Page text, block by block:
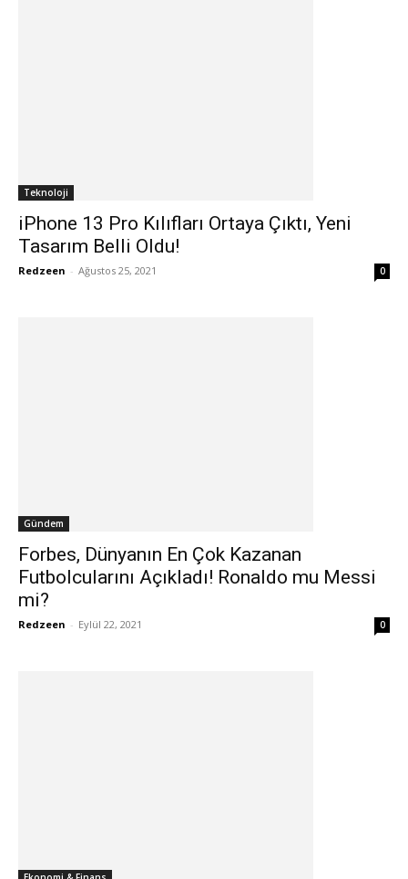
Teknoloji
iPhone 13 Pro Kılıfları Ortaya Çıktı, Yeni
Tasarım Belli Oldu!
Redzeen - Ağustos 25, 2021 0
Gündem
Forbes, Dünyanın En Çok Kazanan
Futbolcularını Açıkladı! Ronaldo mu Messi
mi?
Redzeen - Eylül 22, 2021 0